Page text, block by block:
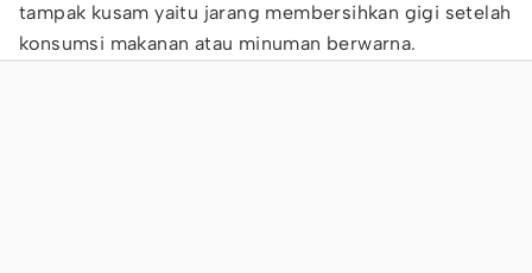
tampak kusam yaitu jarang membersihkan gigi setelah
konsumsi makanan atau minuman berwarna.